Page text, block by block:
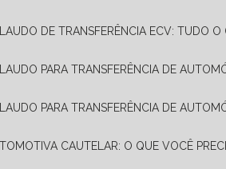
LAUDO DE TRANSFERÊNCIA ECV: TUDO O
LAUDO PARA TRANSFERÊNCIA DE
LAUDO PARA TRANSFERÊNCIA DE
CAUTELAR: O QUE VOCÊ